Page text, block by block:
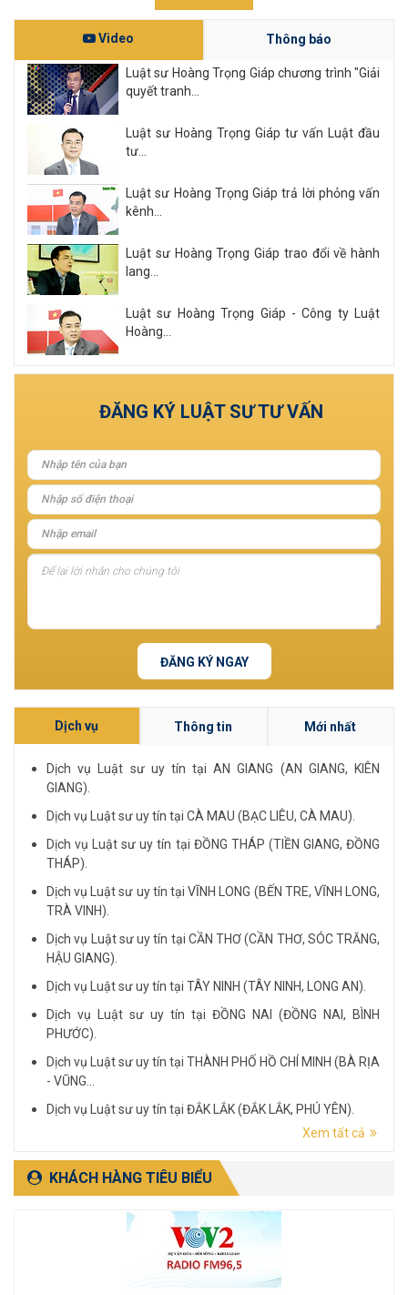
Video Thông báo
Luật sư Hoàng Trọng Giáp chương trình "Giải
quyết tranh...
Luật sư Hoàng Trọng Giáp tư vấn Luật đầu
tư...
Luật sư Hoàng Trọng Giáp trả lời phỏng vấn
kênh...
Luật sư Hoàng Trọng Giáp trao đổi về hành
lang...
Luật sư Hoàng Trọng Giáp - Công ty Luật
Hoàng...
Xem tất cả
ĐĂNG KÝ LUẬT SƯ TƯ VẤN
ĐĂNG KÝ NGAY
Dịch vụ Thông tin Mới nhất
Dịch vụ Luật sư uy tín tại AN GIANG (AN GIANG, KIÊN
GIANG).
Dịch vụ Luật sư uy tín tại CÀ MAU (BẠC LIÊU, CÀ MAU).
Dịch vụ Luật sư uy tín tại ĐỒNG THÁP (TIỀN GIANG, ĐỒNG
THÁP).
Dịch vụ Luật sư uy tín tại VĨNH LONG (BẾN TRE, VĨNH LONG,
TRÀ VINH).
Dịch vụ Luật sư uy tín tại CẦN THƠ (CẦN THƠ, SÓC TRĂNG,
HẬU GIANG).
Dịch vụ Luật sư uy tín tại TÂY NINH (TÂY NINH, LONG AN).
Dịch vụ Luật sư uy tín tại ĐỒNG NAI (ĐỒNG NAI, BÌNH
PHƯỚC).
Dịch vụ Luật sư uy tín tại THÀNH PHỐ HỒ CHÍ MINH (BÀ RỊA
- VŨNG...
Dịch vụ Luật sư uy tín tại ĐẮK LẮK (ĐẮK LẮK, PHÚ YÊN).
Dịch vụ Luật sư uy tín tại LÂM ĐỒNG (LÂM ĐỒNG, ĐẮK
Xem tất cả
KHÁCH HÀNG TIÊU BIỂU